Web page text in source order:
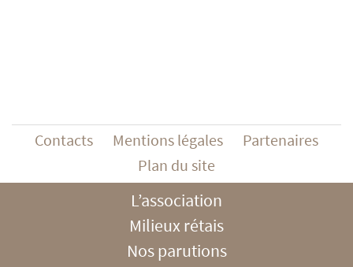
Contacts Mentions légales
Partenaires
Plan du site
L’association
Milieux rétais
Nos parutions